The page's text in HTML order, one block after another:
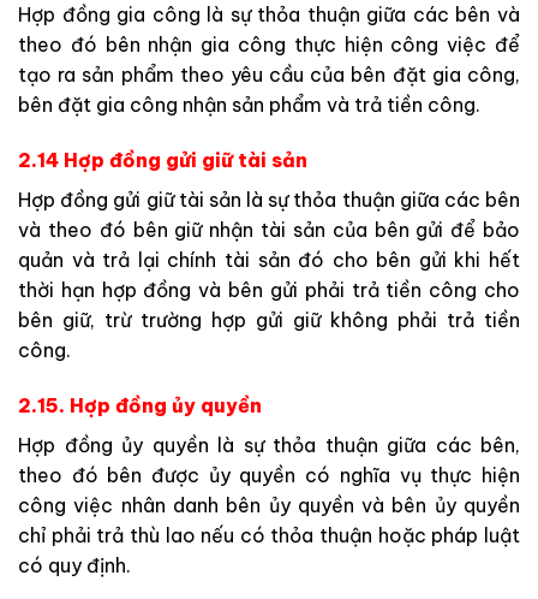
Hợp đồng gia công là sự thỏa thuận giữa các bên và
theo đó bên nhận gia công thực hiện công việc để
tạo ra sản phẩm theo yêu cầu của bên đặt gia công,
bên đặt gia công nhận sản phẩm và trả tiền công.
2.14 Hợp đồng gửi giữ tài sản
Hợp đồng gửi giữ tài sản là sự thỏa thuận giữa các bên
và theo đó bên giữ nhận tài sản của bên gửi để bảo
quản và trả lại chính tài sản đó cho bên gửi khi hết
thời hạn hợp đồng và bên gửi phải trả tiền công cho
bên giữ, trừ trường hợp gửi giữ không phải trả tiền
công.
2.15. Hợp đồng ủy quyền
Hợp đồng ủy quyền là sự thỏa thuận giữa các bên,
theo đó bên được ủy quyền có nghĩa vụ thực hiện
công việc nhân danh bên ủy quyền và bên ủy quyền
chỉ phải trả thù lao nếu có thỏa thuận hoặc pháp luật
có quy định.